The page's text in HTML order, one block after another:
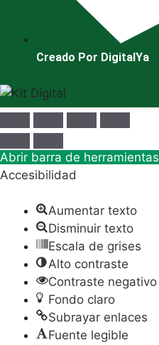
Creado Por DigitalYa
Abrir barra de herramientas
Accesibilidad
Aumentar texto
Disminuir texto
Escala de grises
Alto contraste
Contraste negativo
Fondo claro
Subrayar enlaces
Fuente legible